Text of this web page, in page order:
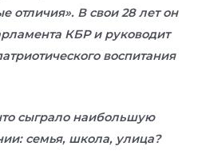
отличия». В свои 28 лет он
КБР и руководит
воспитания
сыграло наибольшую
семья, школа, улица?